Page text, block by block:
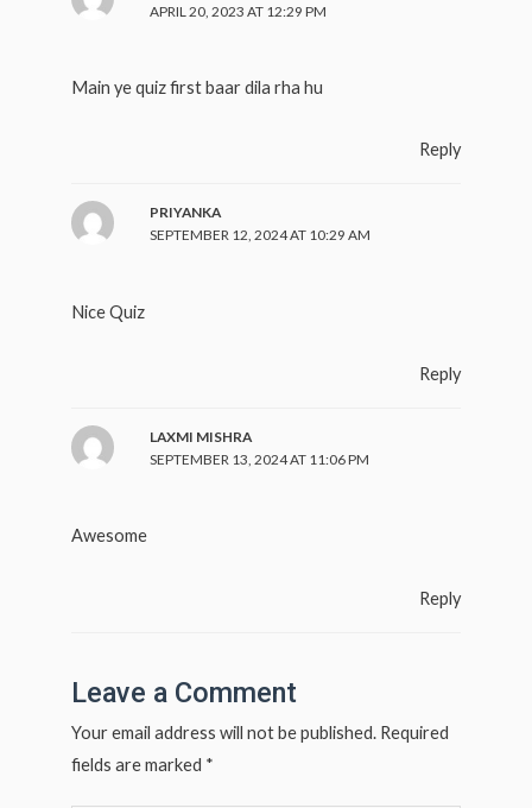
APRIL 20, 2023 AT 12:29 PM
Main ye quiz first baar dila rha hu
Reply
PRIYANKA
SEPTEMBER 12, 2024 AT 10:29 AM
Nice Quiz
Reply
LAXMI MISHRA
SEPTEMBER 13, 2024 AT 11:06 PM
Awesome
Reply
Leave a Comment
Your email address will not be published. Required
fields are marked *